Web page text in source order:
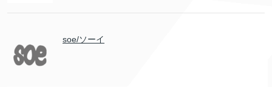
soe/ソーイ